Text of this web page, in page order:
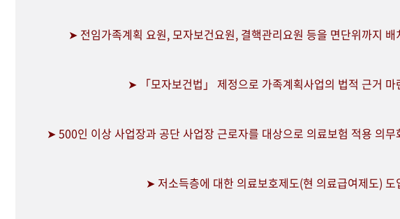
➤ 전임가족계획 요원, 모자보건요원, 결핵관리요원 등을 면단위까지 배
➤ 「모자보건법」 제정으로 가족계획사업의 법적 근거 마
➤ 500인 이상 사업장과 공단 사업장 근로자를 대상으로 의료보험 적용 의무
➤ 저소득층에 대한 의료보호제도(현 의료급여제도) 도